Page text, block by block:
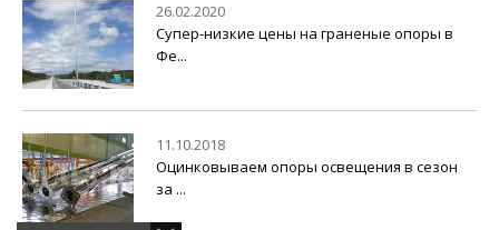
26.02.2020
Супер-низкие цены на граненые опоры в
Фе...
11.10.2018
Оцинковываем опоры освещения в сезон
за ...